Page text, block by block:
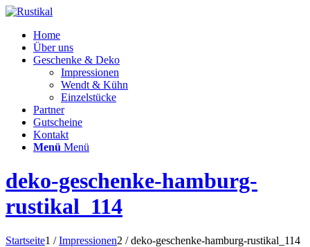
Home
Über uns
Geschenke & Deko
Impressionen
Wendt & Kühn
Einzelstücke
Partner
Gutscheine
Kontakt
Menü Menü
deko-geschenke-hamburg-
rustikal_114
Startseite1 / Impressionen2 / deko-geschenke-hamburg-rustikal_114